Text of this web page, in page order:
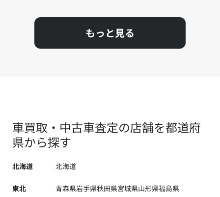
もっと見る
車買取・中古車査定の店舗を都道府
県から探す
北海道 北海道
東北 青森県岩手県秋田県宮城県山形県福島県